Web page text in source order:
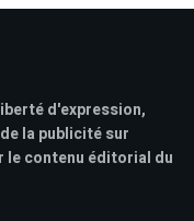
d'expression,
la publicité sur
le contenu éditorial du